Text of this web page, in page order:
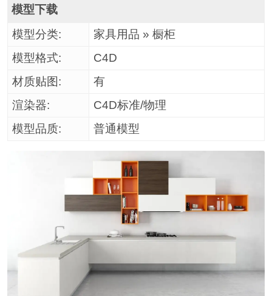
模型下载
模型分类:
家具用品 » 橱柜
模型格式:
C4D
材质贴图:
有
渲染器:
C4D标准/物理
模型品质:
普通模型